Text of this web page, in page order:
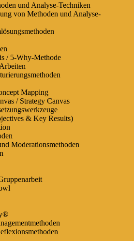
und Analyse-Techniken
von Methoden und Analyse-
/ 5-Why-Methode
Mapping
/ Strategy Canvas
& Key Results)
Moderationsmethoden